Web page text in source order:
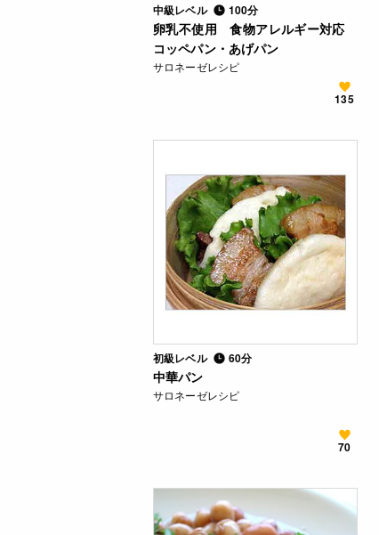
中級レベル 100分
卵乳不使用 食物アレルギー対応
コッペパン・あげパン
サロネーゼレシピ
135
初級レベル 60分
中華パン
サロネーゼレシピ
70